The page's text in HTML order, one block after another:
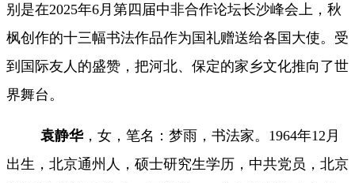
别是在2025年6月第四届中非合作论坛长沙峰会上，秋
枫创作的十三幅书法作品作为国礼赠送给各国大使。受
到国际友人的盛赞，把河北、保定的家乡文化推向了世
界舞台。
袁静华，女，笔名：梦雨，书法家。 1964年12月
出生，北京通州人，硕士研究生学历，中共党员，北京